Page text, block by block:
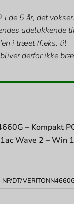
de 5 år, det
udelukkende
i træet (f.eks. til
derfor ikke
– Kompakt
Wave 2 –
NP/DT/